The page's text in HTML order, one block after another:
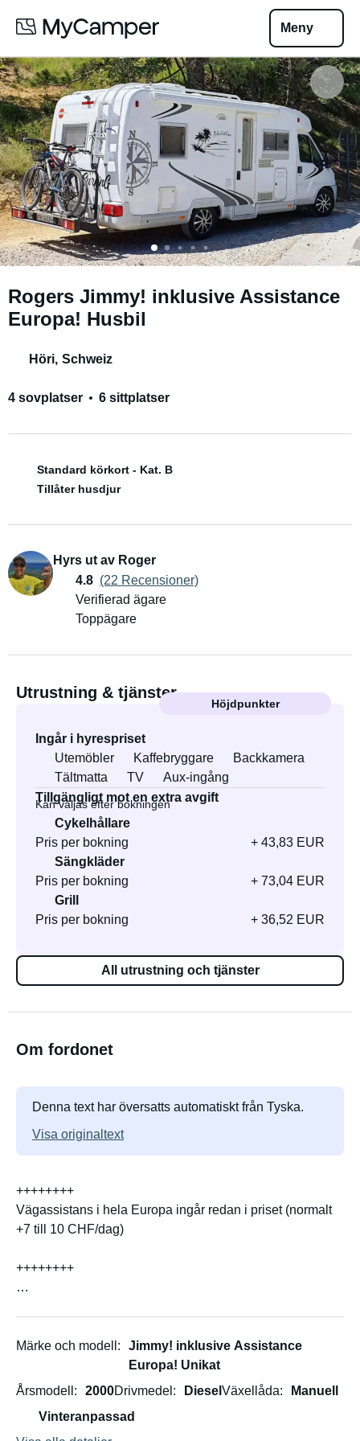
Meny
Rogers Jimmy! inklusive Assistance
Europa! Husbil
Höri, Schweiz
4 sovplatser 6 sittplatser
Standard körkort - Kat. B
Tillåter husdjur
Hyrs ut av Roger
4.8 (22 Recensioner)
Verifierad ägare
Toppägare
Utrustning & tjänster
Höjdpunkter
Ingår i hyrespriset
Utemöbler
Kaffebryggare
Backkamera
Tältmatta
TV
Aux-ingång
Tillgängligt mot en extra avgift
Kan väljas efter bokningen
Cykelhållare
Pris per bokning
+ 43,83 EUR
Sängkläder
Pris per bokning
+ 73,04 EUR
Grill
Pris per bokning
+ 36,52 EUR
All utrustning och tjänster
Om fordonet
Denna text har översatts automatiskt från Tyska.
Visa originaltext
++++++++
Vägassistans i hela Europa ingår redan i priset (normalt
+7 till 10 CHF/dag)
++++++++
Med JIMMY kan äventyret börja. Han är redo! Är du?
JIMMY har en helt specialdesignad exteriör. Detta gör
Märke och modell
Jimmy! inklusive Assistance
Europa! Unikat
Årsmodell
2000Drivmedel Diesel Växellåda
Manuell
Vinteranpassad